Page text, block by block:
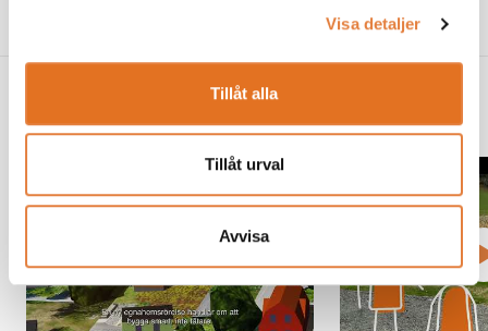
Visa detaljer
Tillåt alla
Tillåt urval
Avvisa
TMF:s filmer och webbinarier